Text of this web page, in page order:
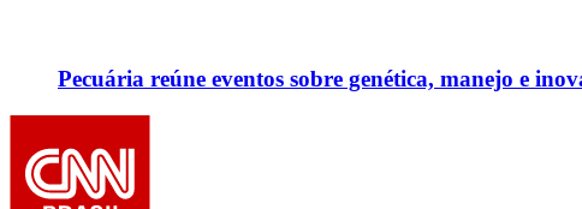
Pecuária reúne eventos sobre genética, manejo e